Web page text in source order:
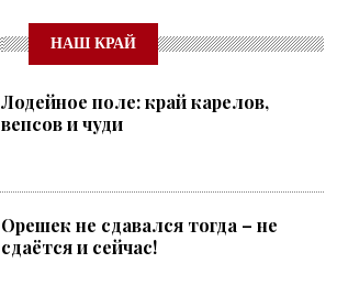
НАШ КРАЙ
Лодейное поле: край карелов,
вепсов и чуди
Орешек не сдавался тогда – не
сдаётся и сейчас!